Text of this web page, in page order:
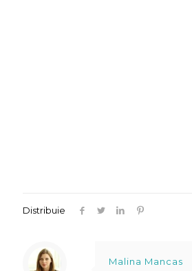
Distribuie
Malina Mancas